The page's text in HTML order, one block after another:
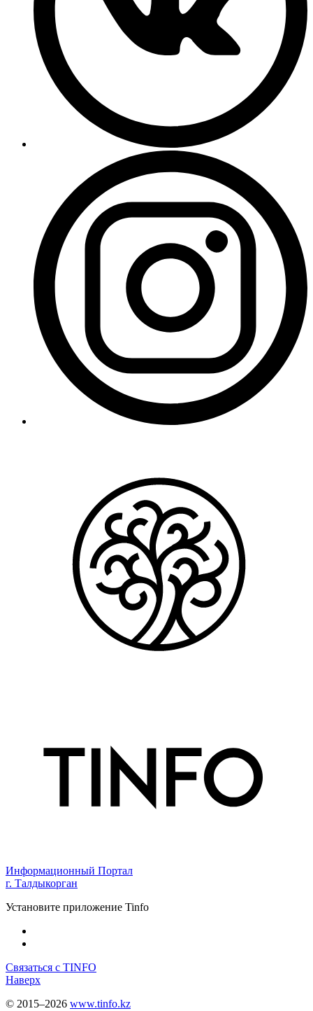
Информационный Портал
г. Талдыкорган
Установите приложение Tinfo
Связаться с TINFO
Наверх
© 2015–2026 www.tinfo.kz